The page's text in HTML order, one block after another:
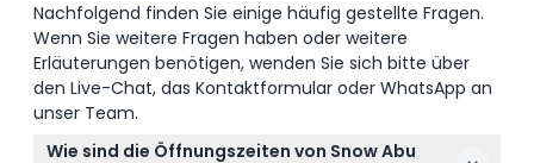
Nachfolgend finden Sie einige häufig gestellte Fragen.
Wenn Sie weitere Fragen haben oder weitere
Erläuterungen benötigen, wenden Sie sich bitte über
den Live-Chat, das Kontaktformular oder WhatsApp an
unser Team.
Wie sind die Öffnungszeiten von Snow Abu